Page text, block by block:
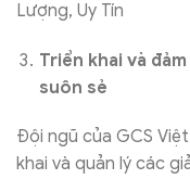
Triển khai và
suôn sẻ
Đội ngũ của GCS
khai và quản lý các